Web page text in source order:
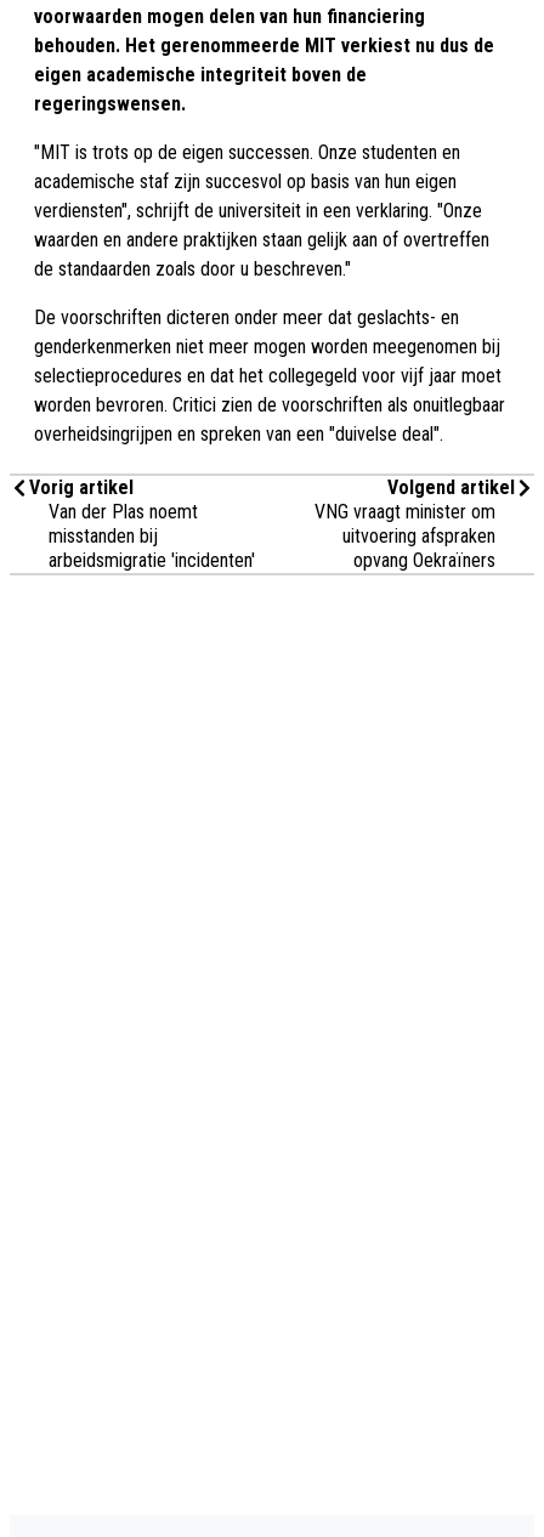
voorwaarden mogen delen van hun financiering
behouden. Het gerenommeerde MIT verkiest nu dus de
eigen academische integriteit boven de
regeringswensen.
"MIT is trots op de eigen successen. Onze studenten en
academische staf zijn succesvol op basis van hun eigen
verdiensten", schrijft de universiteit in een verklaring. "Onze
waarden en andere praktijken staan gelijk aan of overtreffen
de standaarden zoals door u beschreven."
De voorschriften dicteren onder meer dat geslachts- en
genderkenmerken niet meer mogen worden meegenomen bij
selectieprocedures en dat het collegegeld voor vijf jaar moet
worden bevroren. Critici zien de voorschriften als onuitlegbaar
overheidsingrijpen en spreken van een "duivelse deal".
Vorig artikel
Van der Plas noemt
misstanden bij
arbeidsmigratie 'incidenten'
Volgend artikel
VNG vraagt minister om
uitvoering afspraken
opvang Oekraïners